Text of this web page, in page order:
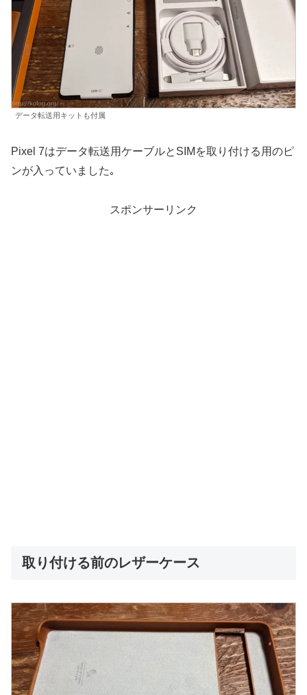
データ転送用キットも付属
Pixel 7はデータ転送用ケーブルとSIMを取り付ける用のピ
ンが入っていました｡
スポンサーリンク
取り付ける前のレザーケース